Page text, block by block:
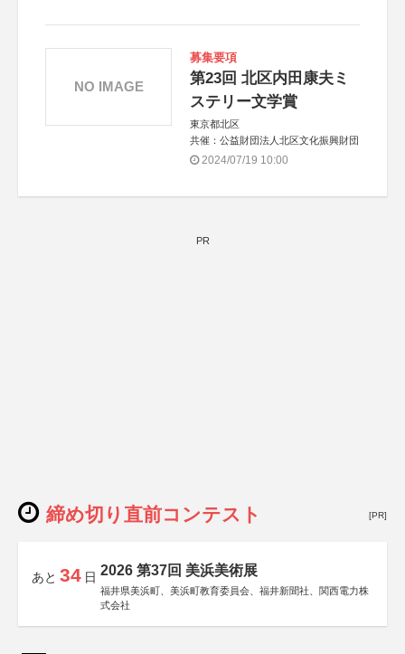
募集要項
第23回 北区内田康夫ミ
ステリー文学賞
東京都北区
共催：公益財団法人北区文化振興財団
2024/07/19 10:00
NO IMAGE
PR
締め切り直前コンテスト [PR]
あと 34 日 2026 第37回 美浜美術展
福井県美浜町、美浜町教育委員会、福井新聞社、関西電力株
式会社